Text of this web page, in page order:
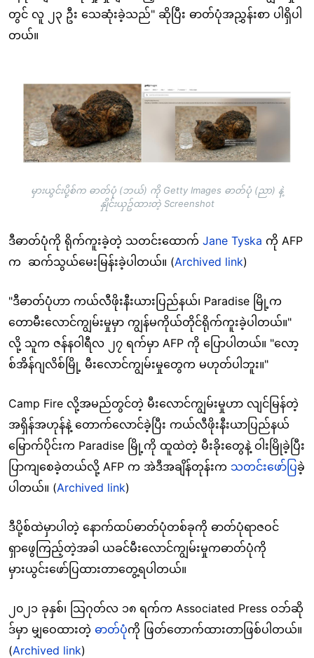
တွင် လူ ၂၃ ဦး သေဆုံးခဲ့သည်" ဆိုပြီး ဓာတ်ပုံအညွှန်းစာ ပါရှိပါ
တယ်။
Image
မှားယွင်းပို့စ်က ဓာတ်ပုံ (ဘယ်) ကို Getty Images ဓာတ်ပုံ (ညာ) နဲ့
နှိုင်းယှဥ်ထားတဲ့ Screenshot
ဒီဓာတ်ပုံကို ရိုက်ကူးခဲ့တဲ့ သတင်းထောက် Jane Tyska ကို AFP
က ဆက်သွယ်မေးမြန်းခဲ့ပါတယ်။ (Archived link)
"ဒီဓာတ်ပုံဟာ ကယ်လီဖိုးနီးယားပြည်နယ်၊ Paradise မြို့က
တောမီးလောင်ကျွမ်းမှုမှာ ကျွန်မကိုယ်တိုင်ရိုက်ကူးခဲ့ပါတယ်။"
လို့ သူက ဇန်နဝါရီလ ၂၇ ရက်မှာ AFP ကို ပြောပါတယ်။ "လော့
စ်အိန်ဂျလိစ်မြို့ မီးလောင်ကျွမ်းမှုတွေက မဟုတ်ပါဘူး။"
Camp Fire လို့အမည်တွင်တဲ့ မီးလောင်ကျွမ်းမှုဟာ လျင်မြန်တဲ့
အရှိန်အဟုန်နဲ့ တောက်လောင်ခဲ့ပြီး ကယ်လီဖိုးနီးယာပြည်နယ်
မြောက်ပိုင်းက Paradise မြို့ကို ထူထဲတဲ့ မီးခိုးတွေနဲ့ ဝါးမြိုခဲ့ပြီး
ပြာကျစေခဲ့တယ်လို့ AFP က အဲဒီအချိန်တုန်းက သတင်းဖော်ပြခဲ့
ပါတယ်။ (Archived link)
ဒီပို့စ်ထဲမှာပါတဲ့ နောက်ထပ်ဓာတ်ပုံတစ်ခုကို ဓာတ်ပုံရာဇဝင်
ရှာဖွေကြည့်တဲ့အခါ ယခင်မီးလောင်ကျွမ်းမှုကဓာတ်ပုံကို
မှားယွင်းဖော်ပြထားတာတွေ့ရပါတယ်။
၂၀၂၁ ခုနှစ်၊ သြဂုတ်လ ၁၈ ရက်က Associated Press ဝဘ်ဆို
ဒ်မှာ မျှဝေထားတဲ့ ဓာတ်ပုံကို ဖြတ်တောက်ထားတာဖြစ်ပါတယ်။
(Archived link)